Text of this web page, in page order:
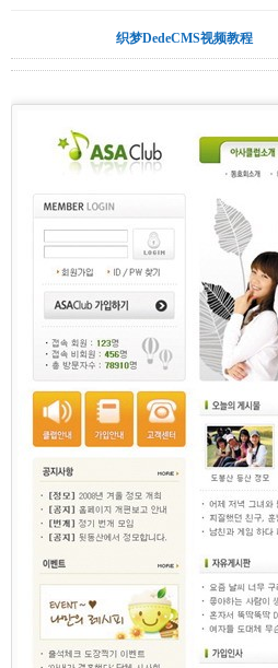
织梦DedeCMS视频教程